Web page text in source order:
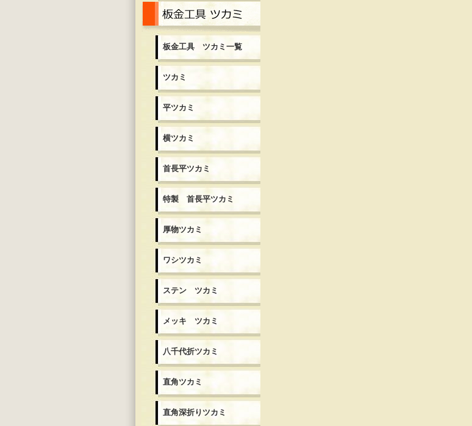
板金工具 ツカミ一覧
ツカミ
平ツカミ
横ツカミ
首長平ツカミ
特製 首長平ツカミ
厚物ツカミ
ワシツカミ
ステン ツカミ
メッキ ツカミ
八千代折ツカミ
直角ツカミ
直角深折りツカミ